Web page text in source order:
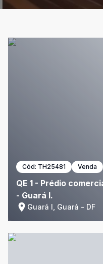
Cód: TH25481 Venda
QE 1 - Prédio
- Guará I.
Guará I, Guará - DF